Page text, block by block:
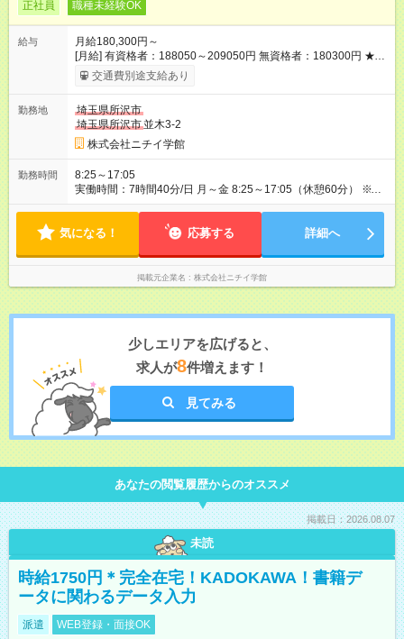
正社員 職種未経験OK
給与
月給180,300円～
[月給] 有資格者：188050～209050円 無資格者：180300円 ★賞
与あり 年2回（業績による 初年度1回） ★キャリアアップ制度
あり 進級により給与がアップします！ 【試用期間】試用期間あ
す。
交通費別途支給あり
勤務地
埼玉県所沢市
埼玉県所沢市 並木3-2
株式会社ニチイ学館
勤務時間
8:25～17:05
実働時間：7時間40分/日 月～金 8:25～17:05（休憩60分） ※上
記時間は更衣時間（お着替え）を含んでいます ※残業はほとん
気になる！ 応募する 詳細へ
掲載元企業名 株式会社ニチイ学館
少しエリアを広げると、
求人が8件増えます！
見てみる
あなたの閲覧履歴からのオススメ
掲載日：2026.08.07
未読
時給1750円＊完全在宅！KADOKAWA！書籍デ
ータに関わるデータ入力
派遣 WEB登録・面接OK